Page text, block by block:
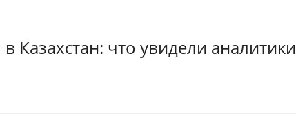
Казахстан: что увидели аналитики